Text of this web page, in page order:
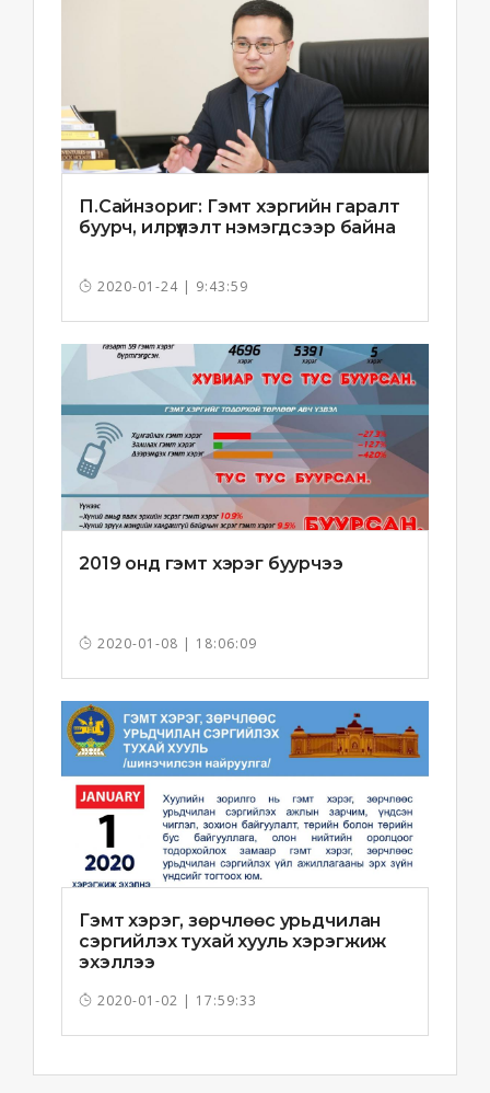
П.Сайнзориг: Гэмт хэргийн гаралт
буурч, илрүүлэлт нэмэгдсээр байна
2020-01-24 | 9:43:59
2019 онд гэмт хэрэг буурчээ
2020-01-08 | 18:06:09
Гэмт хэрэг, зөрчлөөс урьдчилан
сэргийлэх тухай хууль хэрэгжиж
эхэллээ
2020-01-02 | 17:59:33